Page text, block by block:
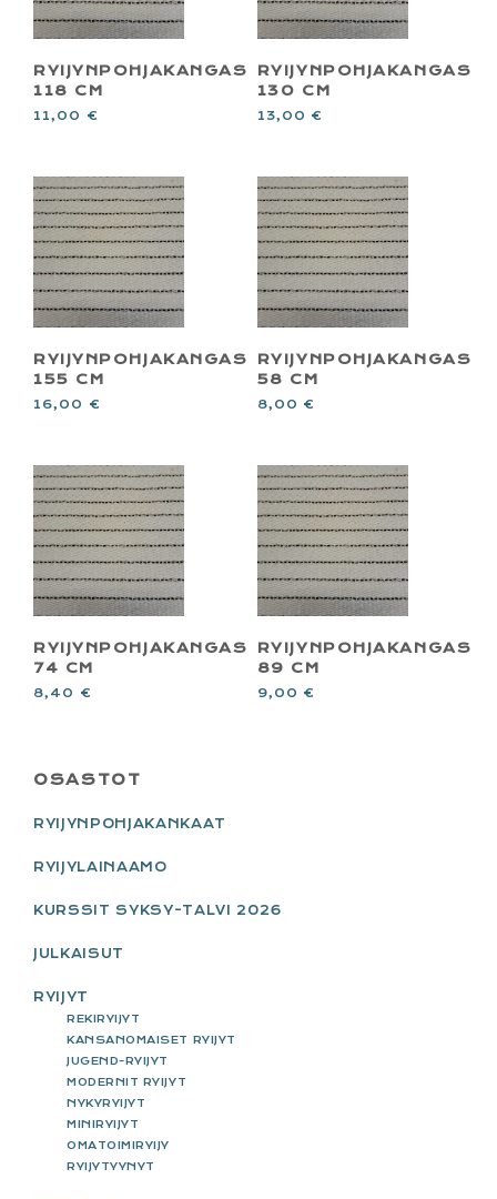
RYIJYNPOHJAKANGAS
118 CM
11,00 €
RYIJYNPOHJAKANGAS
130 CM
13,00 €
RYIJYNPOHJAKANGAS
155 CM
16,00 €
RYIJYNPOHJAKANGAS
58 CM
8,00 €
RYIJYNPOHJAKANGAS
74 CM
8,40 €
RYIJYNPOHJAKANGAS
89 CM
9,00 €
PRIMARY
SIDEBAR
OSASTOT
RYIJYNPOHJAKANKAAT
RYIJYLAINAAMO
KURSSIT SYKSY-TALVI 2026
JULKAISUT
RYIJYT
REKIRYIJYT
KANSANOMAISET RYIJYT
JUGEND-RYIJYT
MODERNIT RYIJYT
NYKYRYIJYT
MINIRYIJYT
OMATOIMIRYIJY
RYIJYTYYNYT